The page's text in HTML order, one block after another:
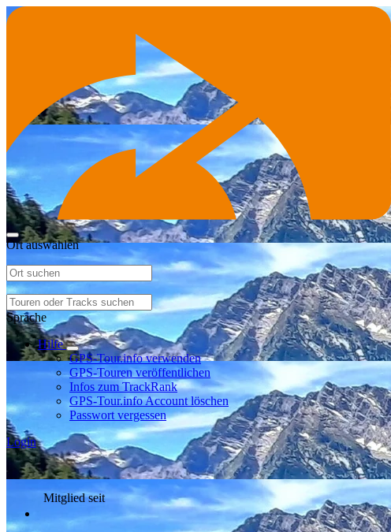
Ort auswählen
Sprache
Hilfe
GPS-Tour.info verwenden
GPS-Touren veröffentlichen
Infos zum TrackRank
GPS-Tour.info Account löschen
Passwort vergessen
Login
Mitglied seit